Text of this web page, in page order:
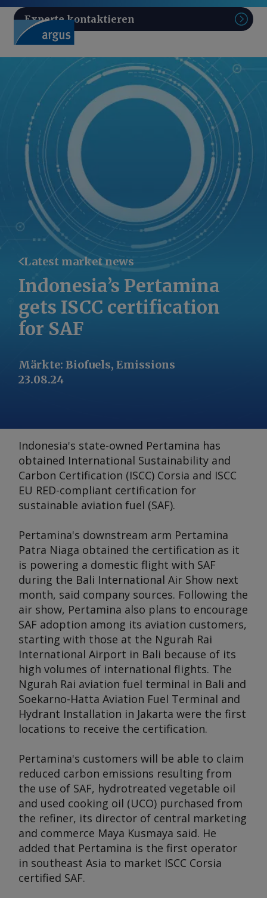
Experte kontaktieren
Latest market news
Indonesia’s Pertamina
gets ISCC certification
for SAF
Märkte: Biofuels, Emissions
23.08.24
Indonesia's state-owned Pertamina has
obtained International Sustainability and
Carbon Certification (ISCC) Corsia and ISCC
EU RED-compliant certification for
sustainable aviation fuel (SAF).
Pertamina's downstream arm Pertamina
Patra Niaga obtained the certification as it
is powering a domestic flight with SAF
during the Bali International Air Show next
month, said company sources. Following the
air show, Pertamina also plans to encourage
SAF adoption among its aviation customers,
starting with those at the Ngurah Rai
International Airport in Bali because of its
high volumes of international flights. The
Ngurah Rai aviation fuel terminal in Bali and
Soekarno-Hatta Aviation Fuel Terminal and
Hydrant Installation in Jakarta were the first
locations to receive the certification.
Pertamina's customers will be able to claim
reduced carbon emissions resulting from
the use of SAF, hydrotreated vegetable oil
and used cooking oil (UCO) purchased from
the refiner, its director of central marketing
and commerce Maya Kusmaya said. He
added that Pertamina is the first operator
in southeast Asia to market ISCC Corsia
certified SAF.